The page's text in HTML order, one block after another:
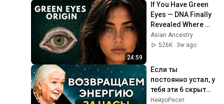
24:59
If You Have Green
Eyes — DNA Finally
Revealed Where
They Really Come
From
Asian Ancestry
526K
3w ago
Если ты
постоянно устал, у
тебя эти 6 скрытых
причин | Татьяна
НейроРесет